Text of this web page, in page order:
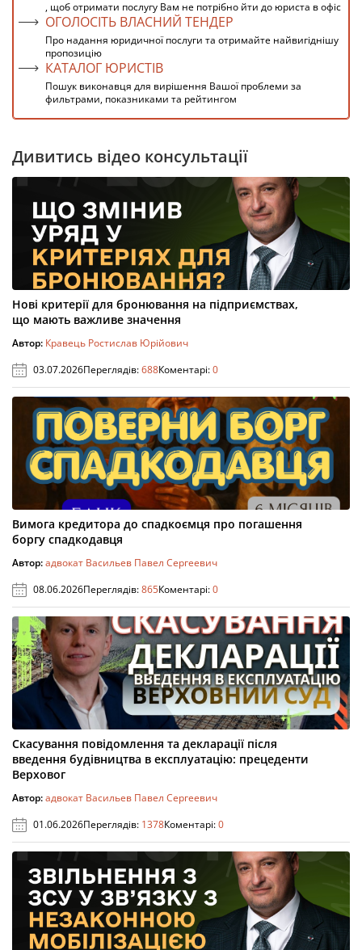
, щоб отримати послугу Вам не потрібно йти до юриста в офіс
ОГОЛОСІТЬ ВЛАСНИЙ ТЕНДЕР
Про надання юридичної послуги та отримайте найвигіднішу
пропозицію
КАТАЛОГ ЮРИСТІВ
Пошук виконавця для вирішення Вашої проблеми за
фильтрами, показниками та рейтингом
Дивитись відео консультації
Нові критерії для бронювання на підприємствах,
що мають важливе значення
Автор: Кравець Ростислав Юрійович
03.07.2026Переглядів:688Коментарі:0
Вимога кредитора до спадкоємця про погашення
боргу спадкодавця
Автор:адвокат Васильев Павел Сергеевич
08.06.2026Переглядів:865Коментарі:0
Скасування повідомлення та декларації після
введення будівництва в експлуатацію: прецеденти
Верховог
Автор:адвокат Васильев Павел Сергеевич
01.06.2026Переглядів: 1378Коментарі:0